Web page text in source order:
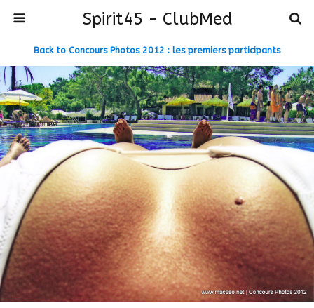
Spirit45 - ClubMed
Back to Concours Photos 2012 : les premiers participants